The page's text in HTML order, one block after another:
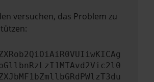
versuchen, das Problem zu